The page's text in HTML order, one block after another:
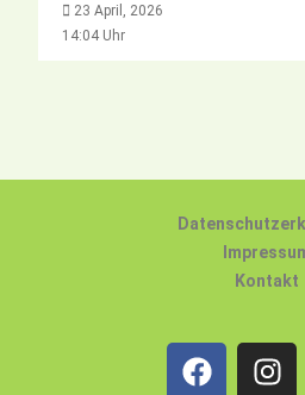
23 April, 2026
14:04 Uhr
Kontakt